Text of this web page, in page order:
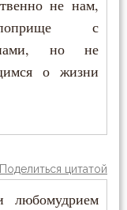
не нам,
с
но не
о жизни
Поделиться цитатой
любомудрием